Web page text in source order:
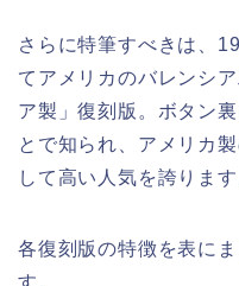
さらに特筆すべきは、
てアメリカのバレンシ
ア製」復刻版。ボタン
とで知られ、アメリカ
して高い人気を誇ります
各復刻版の特徴を表に